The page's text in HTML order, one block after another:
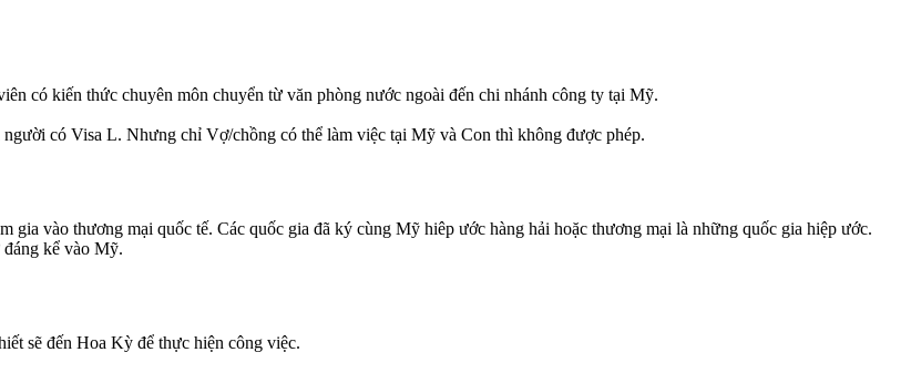
có kiến thức chuyên môn chuyển từ văn phòng nước ngoài đến chi nhánh công ty tại Mỹ.
có Visa L. Nhưng chỉ Vợ/chồng có thể làm việc tại Mỹ và Con thì không được phép.
gia vào thương mại quốc tế. Các quốc gia đã ký cùng Mỹ hiêp ước hàng hải hoặc thương mại là những quốc gia hiệp ước.
kể vào Mỹ.
sẽ đến Hoa Kỳ để thực hiện công việc.